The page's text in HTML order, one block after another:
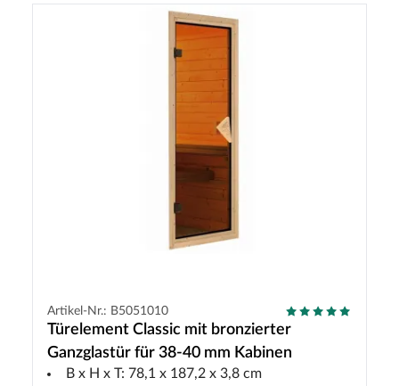
Artikel-Nr.: B5051010
Türelement Classic mit bronzierter
Ganzglastür für 38-40 mm Kabinen
B x H x T: 78,1 x 187,2 x 3,8 cm